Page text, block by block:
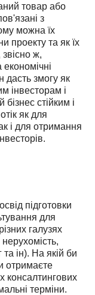
товар або
з
можна їх
проекту та як їх
ж,
дасть змогу як
інвесторам і
стійким і
як для
і для отримання
підготовки
для
галузях
нерухомість,
ін). На якій би
отримаєте
консалтингових
терміни.